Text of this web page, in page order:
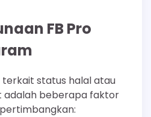
FB Pro
terkait status halal atau
adalah beberapa faktor